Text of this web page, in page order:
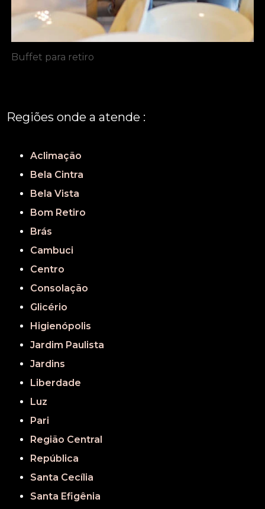
Buffet para retiro
Regiões onde a atende :
Aclimação
Bela Cintra
Bela Vista
Bom Retiro
Brás
Cambuci
Centro
Consolação
Glicério
Higienópolis
Jardim Paulista
Jardins
Liberdade
Luz
Pari
Região Central
República
Santa Cecília
Santa Efigênia